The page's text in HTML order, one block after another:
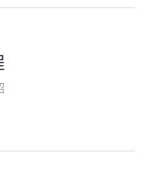
众责任保险、精神病监护
险等）；（三）传统财产
业务的开展，华西经纪会